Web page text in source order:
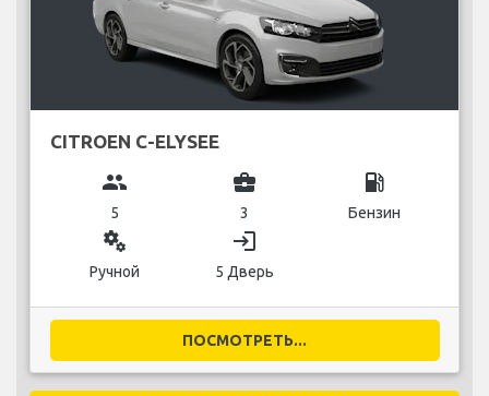
CITROEN C-ELYSEE
group
5
business_center
3
local_gas_station
Бензин
miscellaneous_services
Ручной
login
5 Дверь
ПОСМОТРЕТЬ...